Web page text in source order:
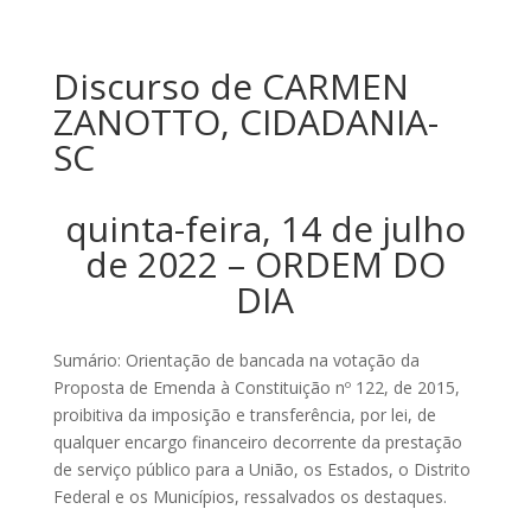
Discurso de CARMEN
ZANOTTO, CIDADANIA-
SC
quinta-feira, 14 de julho
de 2022 – ORDEM DO
DIA
Sumário: Orientação de bancada na votação da
Proposta de Emenda à Constituição nº 122, de 2015,
proibitiva da imposição e transferência, por lei, de
qualquer encargo financeiro decorrente da prestação
de serviço público para a União, os Estados, o Distrito
Federal e os Municípios, ressalvados os destaques.